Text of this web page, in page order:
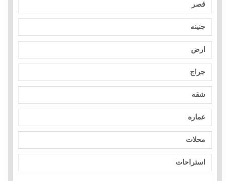
قصر
جنينه
ارض
جراج
شقه
عماره
محلات
استراحات